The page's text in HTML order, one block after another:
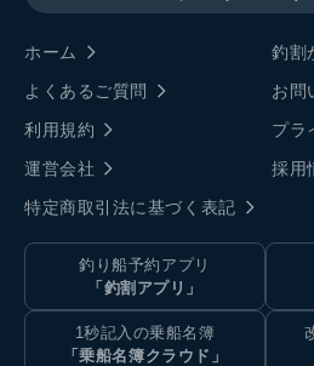
ホーム
釣割
よくあるご質問
お問
利用規約
プラ
運営会社
採用
特定商取引法に基づく表記
釣り船予約アプリ
「釣割アプリ」
1秒記入の乗船名簿
「乗船名簿クラウド」